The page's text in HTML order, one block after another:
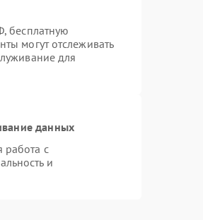
бесплатную
могут отслеживать
для
данных
работа с
и